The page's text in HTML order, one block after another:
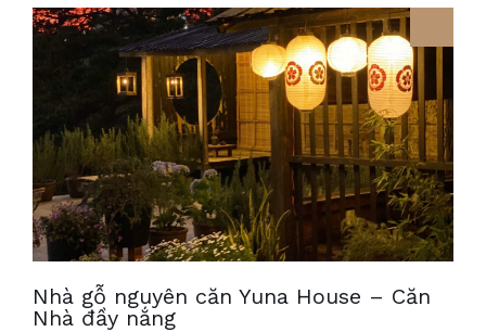
Nhà gỗ nguyên căn Yuna House – Căn
Nhà đầy nắng